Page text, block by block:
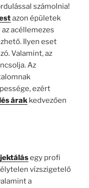
számolnia!
azon épületek
acéllemezes
Ilyen eset
Valamint, az
Az
ezért
árak kedvezően
egy profi
vízszigetelő
a